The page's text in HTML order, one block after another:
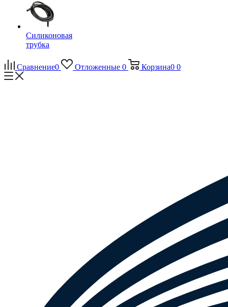
Силиконовая
трубка
Сравнение0 Отложенные 0 Корзина0 0